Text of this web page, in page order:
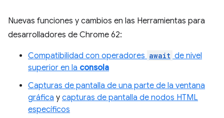
Nuevas funciones y cambios en las Herramientas para
desarrolladores de Chrome 62:
Compatibilidad con operadores await de nivel
superior en la consola
Capturas de pantalla de una parte de la ventana
gráfica y capturas de pantalla de nodos HTML
específicos